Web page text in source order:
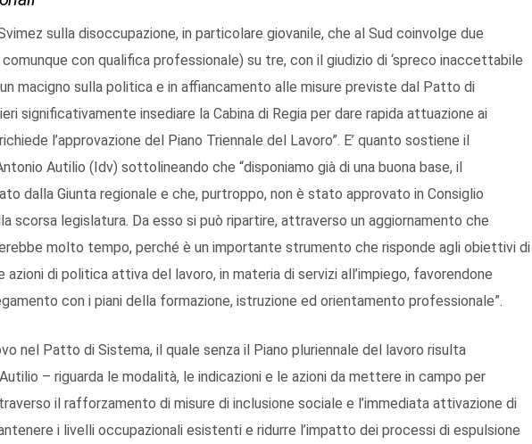
sulla disoccupazione, in particolare giovanile, che al Sud coinvolge due
con qualifica professionale) su tre, con il giudizio di ‘spreco inaccettabile
macigno sulla politica e in affiancamento alle misure previste dal Patto di
significativamente insediare la Cabina di Regia per dare rapida attuazione ai
l’approvazione del Piano Triennale del Lavoro”. E’ quanto sostiene il
Autilio (Idv) sottolineando che “disponiamo già di una buona base, il
dalla Giunta regionale e che, purtroppo, non è stato approvato in Consiglio
scorsa legislatura. Da esso si può ripartire, attraverso un aggiornamento che
molto tempo, perché è un importante strumento che risponde agli obiettivi di
azioni di politica attiva del lavoro, in materia di servizi all’impiego, favorendone
con i piani della formazione, istruzione ed orientamento professionale”.
nel Patto di Sistema, il quale senza il Piano pluriennale del lavoro risulta
– riguarda le modalità, le indicazioni e le azioni da mettere in campo per
il rafforzamento di misure di inclusione sociale e l’immediata attivazione di
i livelli occupazionali esistenti e ridurre l’impatto dei processi di espulsione